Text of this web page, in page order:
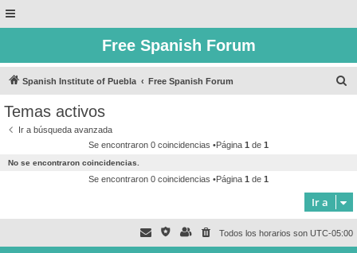
Free Spanish Forum
Spanish Institute of Puebla Free Spanish Forum
Temas activos
Ir a búsqueda avanzada
Se encontraron 0 coincidencias •Página 1 de 1
No se encontraron coincidencias.
Se encontraron 0 coincidencias •Página 1 de 1
Ir a
Todos los horarios son UTC-05:00